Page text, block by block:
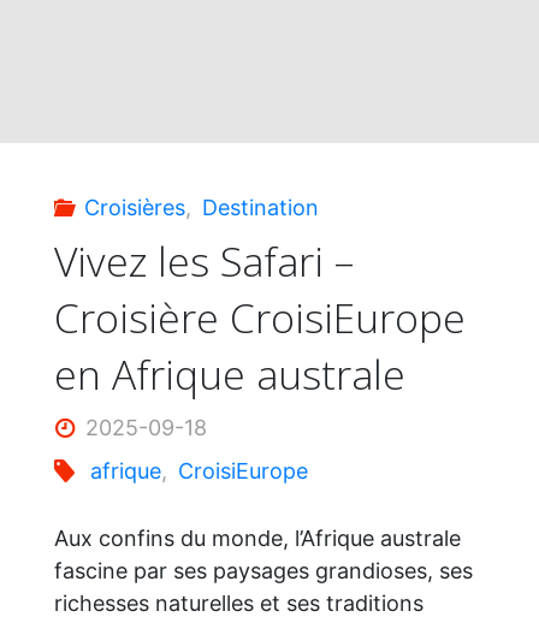
Croisières, Destination
Vivez les Safari –
Croisière CroisiEurope
en Afrique australe
2025-09-18
afrique, CroisiEurope
Aux confins du monde, l’Afrique australe
fascine par ses paysages grandioses, ses
richesses naturelles et ses traditions